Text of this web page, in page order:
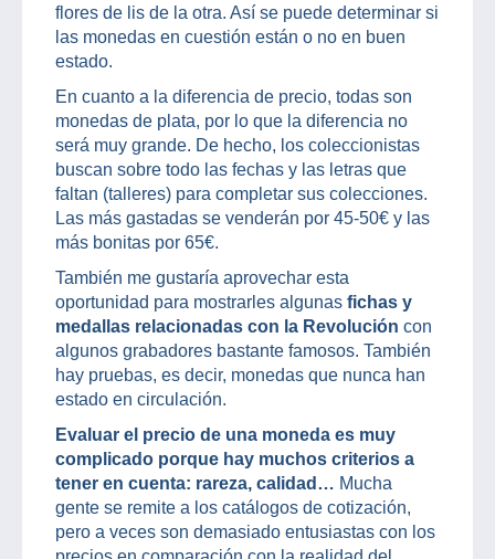
flores de lis de la otra. Así se puede determinar si
las monedas en cuestión están o no en buen
estado.
En cuanto a la diferencia de precio, todas son
monedas de plata, por lo que la diferencia no
será muy grande. De hecho, los coleccionistas
buscan sobre todo las fechas y las letras que
faltan (talleres) para completar sus colecciones.
Las más gastadas se venderán por 45-50€ y las
más bonitas por 65€.
También me gustaría aprovechar esta
oportunidad para mostrarles algunas fichas y
medallas relacionadas con la Revolución con
algunos grabadores bastante famosos. También
hay pruebas, es decir, monedas que nunca han
estado en circulación.
Evaluar el precio de una moneda es muy
complicado porque hay muchos criterios a
tener en cuenta: rareza, calidad… Mucha
gente se remite a los catálogos de cotización,
pero a veces son demasiado entusiastas con los